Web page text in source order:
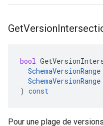
GetVersion
bool
SchemaVersionRange
SchemaVersionRange
) const
Pour une plage de